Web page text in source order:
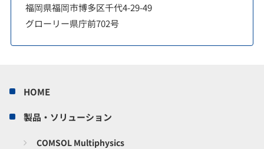
福岡県福岡市博多区千代4-29-49
グローリー県庁前702号
HOME
製品・ソリューション
COMSOL Multiphysics